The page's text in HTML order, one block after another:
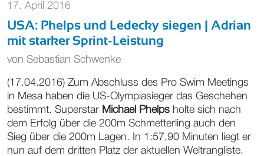
17. April 2016
USA: Phelps und Ledecky siegen | Adrian
mit starker Sprint-Leistung
von Sebastian Schwenke
(17.04.2016) Zum Abschluss des Pro Swim Meetings
in Mesa haben die US-Olympiasieger das Geschehen
bestimmt. Superstar Michael Phelps holte sich nach
dem Erfolg über die 200m Schmetterling auch den
Sieg über die 200m Lagen. In 1:57,90 Minuten liegt er
nun auf dem dritten Platz der aktuellen Weltrangliste.